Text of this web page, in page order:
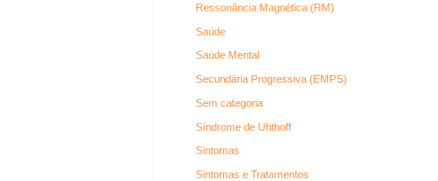
Ressonância Magnética (RM)
Saúde
Saúde Mental
Secundária Progressiva (EMPS)
Sem categoria
Síndrome de Uhthoff
Sintomas
Sintomas e Tratamentos